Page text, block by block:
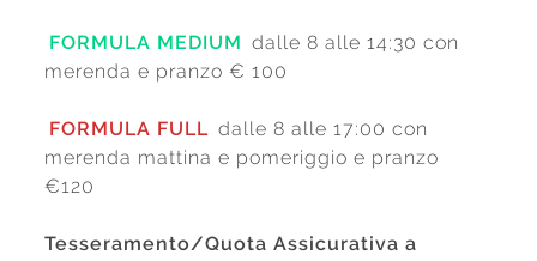
FORMULA MEDIUM dalle 8 alle 14:30 con
merenda e pranzo € 100
FORMULA FULL dalle 8 alle 17:00 con
merenda mattina e pomeriggio e pranzo
€120
Tesseramento/Quota Assicurativa a